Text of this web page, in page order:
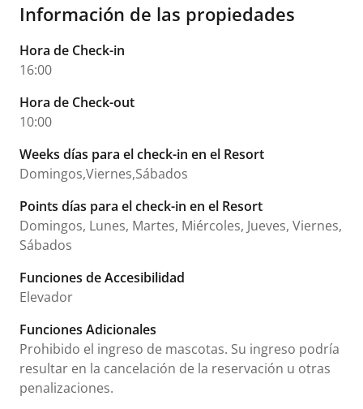
Información de las propiedades
Hora de Check-in
16:00
Hora de Check-out
10:00
Weeks días para el check-in en el Resort
Domingos,Viernes,Sábados
Points días para el check-in en el Resort
Domingos, Lunes, Martes, Miércoles, Jueves, Viernes,
Sábados
Funciones de Accesibilidad
Elevador
Funciones Adicionales
Prohibido el ingreso de mascotas. Su ingreso podría
resultar en la cancelación de la reservación u otras
penalizaciones.